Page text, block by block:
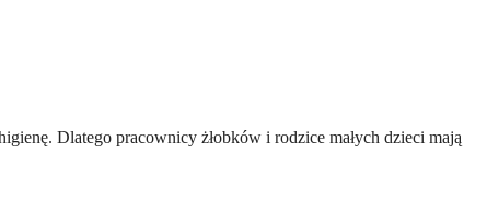
Dlatego pracownicy żłobków i rodzice małych dzieci mają